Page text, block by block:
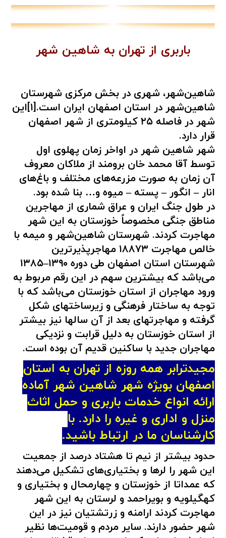
باربری از تهران به شاهین شهر
شاهین‌شهر، شهری در بخش مرکزی شهرستان
شاهین‌شهر در استان اصفهان ایران است.[۱]این
شهر در فاصله ۲۵ کیلومتری از شهر اصفهان
قرار دارد.
شهر شاهین شهر در اواخر زمان پهلوی اول
توسط آقا محمد خان برومند از ملاکان معروف
آن زمان به صورت مزرعه‌های مختلف و باغ‌های
انار – انگور – پسته – میوه و… بنا شده بود.
در طول جنگ ایران و عراق شماری از مهاجرین
مناطق جنگی مخصوصاً خوزستان به این شهر
مهاجرت کردند. شهرستان شاهین‌شهر و میمه با
خالص مهاجرت ۱۸۸۷۳ مهاجرپذیرترین
شهرستان استان اصفهان طی دوره ۱۳۹۰–۱۳۸۵
می‌باشد که بیشترین سهم در این رقم مربوط به
ورود مهاجران از استان خوزستان می‌باشد که با
توجه به ساختار فرهنگی و زیرساختهای شکل
گرفته و مهاجرتهای بعد از آن سالها نیز بیشتر
از استان خوزستان به دلیل قرابت و نزدیکی
مهاجران جدید با ساکنین قدیم آن بوده است.
مجیدترابر همه روزه از تهران به استان
اصفهان بویژه شهر شاهین شهر آماده
ارائه انواع خدمات باربری و حمل اثاث
منزل و اداری و غیره را دارد. با
کارشناسان ما در ارتباط باشید.
حدود بیشتر از نیم تا هشتاد درصد از جمعیت
این شهر را لرها و بختیاری‌های تشکیل می‌دهند
که عمداتا از خوزستان و چهارمحال و بختیاری و
کهگیلویه و بویراحمد و لرستان به این شهر
مهاجرت کردند ارامنه و زرتشتیان نیز در این
شهر حضور دارند. سایر مردم و قومیت‌ها نظیر